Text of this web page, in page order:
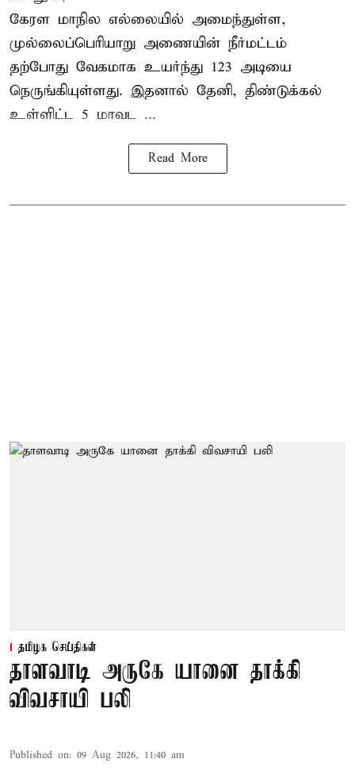
கேரள மாநில எல்லையில் அமைந்துள்ள,
முல்லைப்பெரியாறு அணையின் நீர்மட்டம்
தற்போது வேகமாக உயர்ந்து 123 அடியை
நெருங்கியுள்ளது. இதனால் தேனி, திண்டுக்கல்
உள்ளிட்ட 5 மாவட ...
Read More
தமிழக செய்திகள்
தாளவாடி அருகே யானை தாக்கி
விவசாயி பலி
Published on: 09 Aug 2026, 11:40 am